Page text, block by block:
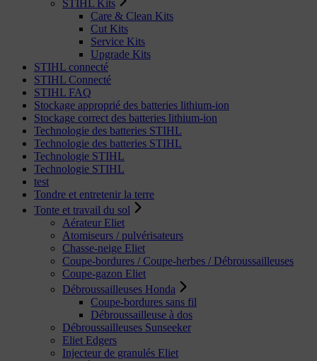
STIHL Kits
Care & Clean Kits
Cut Kits
Service Kits
Upgrade Kits
STIHL connecté
STIHL Connecté
STIHL FAQ
Stockage approprié des batteries lithium-ion
Stockage correct des batteries lithium-ion
Technologie des batteries STIHL
Technologie des batteries STIHL
Technologie STIHL
Technologie STIHL
test
Tondre et entretenir la terre
Tonte et travail du sol
Aérateur Eliet
Atomiseurs / pulvérisateurs
Chasse-neige Eliet
Coupe-bordures / Coupe-herbes / Débroussailleuses
Coupe-gazon Eliet
Débroussailleuses Honda
Coupe-bordures sans fil
Débroussailleuse à dos
Débroussailleuses Sunseeker
Eliet Edgers
Injecteur de granulés Eliet